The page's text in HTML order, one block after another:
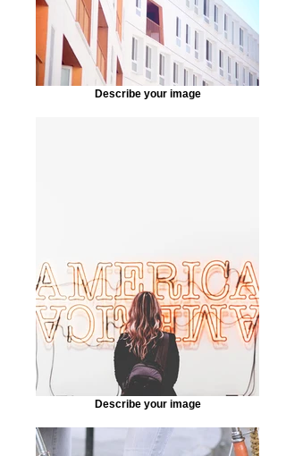
Describe your image
Describe your image